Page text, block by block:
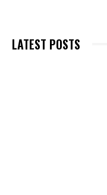
LATEST POSTS